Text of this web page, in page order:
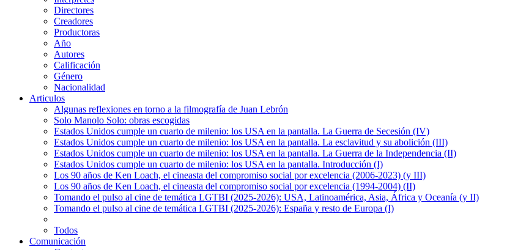
Directores
Creadores
Productoras
Año
Autores
Calificación
Género
Nacionalidad
Articulos
Algunas reflexiones en torno a la filmografía de Juan Lebrón
Solo Manolo Solo: obras escogidas
Estados Unidos cumple un cuarto de milenio: los USA en la pantalla. La Guerra de Secesión (IV)
Estados Unidos cumple un cuarto de milenio: los USA en la pantalla. La esclavitud y su abolición (III)
Estados Unidos cumple un cuarto de milenio: los USA en la pantalla. La Guerra de la Independencia (II)
Estados Unidos cumple un cuarto de milenio: los USA en la pantalla. Introducción (I)
Los 90 años de Ken Loach, el cineasta del compromiso social por excelencia (2006-2023) (y III)
Los 90 años de Ken Loach, el cineasta del compromiso social por excelencia (1994-2004) (II)
Tomando el pulso al cine de temática LGTBI (2025-2026): USA, Latinoamérica, Asia, África y Oceanía (y II)
Tomando el pulso al cine de temática LGTBI (2025-2026): España y resto de Europa (I)
Todos
Comunicación